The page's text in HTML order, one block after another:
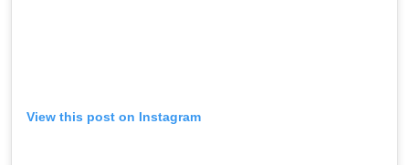
View this post on Instagram